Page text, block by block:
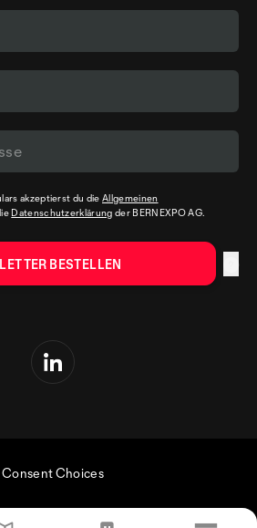
akzeptierst du dieAllgemeinen
Datenschutzerklärung der BERNEXPO AG.
Consent Choices